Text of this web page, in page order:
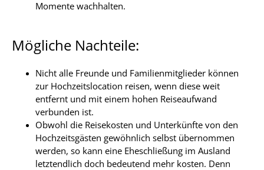
Momente wachhalten.
Mögliche Nachteile:
Nicht alle Freunde und Familienmitglieder können
zur Hochzeitslocation reisen, wenn diese weit
entfernt und mit einem hohen Reiseaufwand
verbunden ist.
Obwohl die Reisekosten und Unterkünfte von den
Hochzeitsgästen gewöhnlich selbst übernommen
werden, so kann eine Eheschließung im Ausland
letztendlich doch bedeutend mehr kosten. Denn